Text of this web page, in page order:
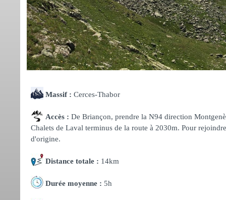
Massif : Cerces-Thabor
Accès : De Briançon, prendre la N94 direction
Chalets de Laval terminus de la route à 2030m. Pour
d'origine.
Distance totale : 14km
Durée moyenne : 5h